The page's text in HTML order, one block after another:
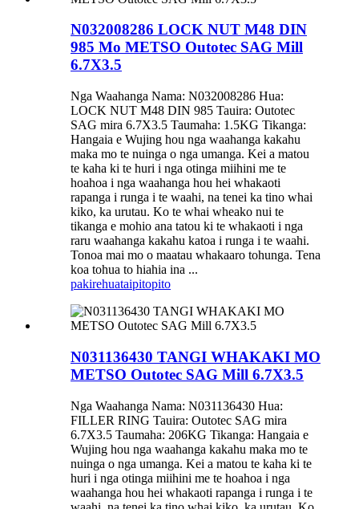
N032008286 LOCK NUT M48 DIN
985 Mo METSO Outotec SAG Mill
6.7X3.5
Nga Waahanga Nama: N032008286 Hua:
LOCK NUT M48 DIN 985 Tauira: Outotec
SAG mira 6.7X3.5 Taumaha: 1.5KG Tikanga:
Hangaia e Wujing hou nga waahanga kakahu
maka mo te nuinga o nga umanga. Kei a matou
te kaha ki te huri i nga otinga miihini me te
hoahoa i nga waahanga hou hei whakaoti
rapanga i runga i te waahi, na tenei ka tino whai
kiko, ka urutau. Ko te whai wheako nui te
tikanga e mohio ana tatou ki te whakaoti i nga
raru waahanga kakahu katoa i runga i te waahi.
Tonoa mai mo o maatau whakaaro tohunga. Tena
koa tohua to hiahia ina ...
pakirehuataipitopito
N031136430 TANGI WHAKAKI MO
METSO Outotec SAG Mill 6.7X3.5
Nga Waahanga Nama: N031136430 Hua:
FILLER RING Tauira: Outotec SAG mira
6.7X3.5 Taumaha: 206KG Tikanga: Hangaia e
Wujing hou nga waahanga kakahu maka mo te
nuinga o nga umanga. Kei a matou te kaha ki te
huri i nga otinga miihini me te hoahoa i nga
waahanga hou hei whakaoti rapanga i runga i te